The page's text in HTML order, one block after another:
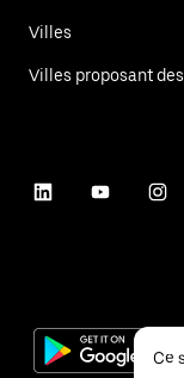
Villes
Villes proposant
Ce